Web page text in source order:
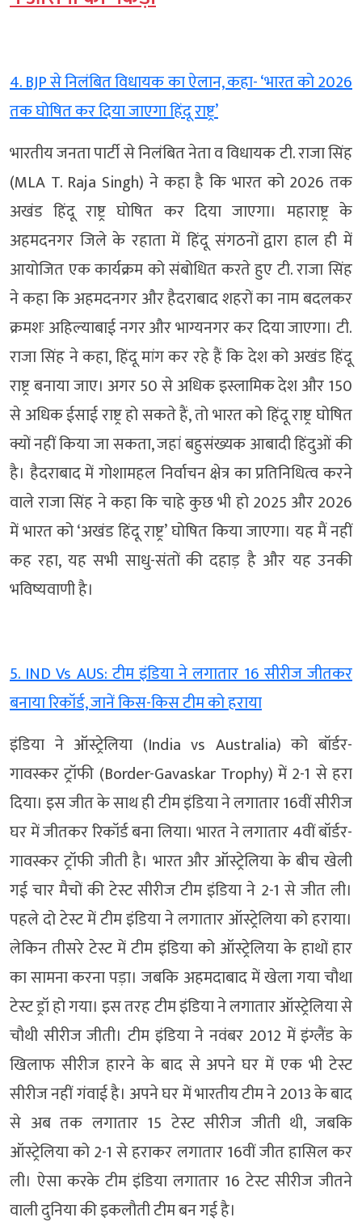
4. BJP से निलंबित विधायक का ऐलान, कहा- ‘भारत को 2026
तक घोषित कर दिया जाएगा हिंदू राष्ट्र’
भारतीय जनता पार्टी से निलंबित नेता व विधायक टी. राजा सिंह
(MLA T. Raja Singh) ने कहा है कि भारत को 2026 तक
अखंड हिंदू राष्ट्र घोषित कर दिया जाएगा। महाराष्ट्र के
अहमदनगर जिले के रहाता में हिंदू संगठनों द्वारा हाल ही में
आयोजित एक कार्यक्रम को संबोधित करते हुए टी. राजा सिंह
ने कहा कि अहमदनगर और हैदराबाद शहरों का नाम बदलकर
क्रमशः अहिल्याबाई नगर और भाग्यनगर कर दिया जाएगा। टी.
राजा सिंह ने कहा, हिंदू मांग कर रहे हैं कि देश को अखंड हिंदू
राष्ट्र बनाया जाए। अगर 50 से अधिक इस्लामिक देश और 150
से अधिक ईसाई राष्ट्र हो सकते हैं, तो भारत को हिंदू राष्ट्र घोषित
क्यों नहीं किया जा सकता, जहां बहुसंख्यक आबादी हिंदुओं की
है। हैदराबाद में गोशामहल निर्वाचन क्षेत्र का प्रतिनिधित्व करने
वाले राजा सिंह ने कहा कि चाहे कुछ भी हो 2025 और 2026
में भारत को ‘अखंड हिंदू राष्ट्र’ घोषित किया जाएगा। यह मैं नहीं
कह रहा, यह सभी साधु-संतों की दहाड़ है और यह उनकी
भविष्यवाणी है।
5. IND Vs AUS: टीम इंडिया ने लगातार 16 सीरीज जीतकर
बनाया रिकॉर्ड, जानें किस-किस टीम को हराया
इंडिया ने ऑस्ट्रेलिया (India vs Australia) को बॉर्डर-
गावस्कर ट्रॉफी (Border-Gavaskar Trophy) में 2-1 से हरा
दिया। इस जीत के साथ ही टीम इंडिया ने लगातार 16वीं सीरीज
घर में जीतकर रिकॉर्ड बना लिया। भारत ने लगातार 4वीं बॉर्डर-
गावस्कर ट्रॉफी जीती है। भारत और ऑस्ट्रेलिया के बीच खेली
गई चार मैचों की टेस्ट सीरीज टीम इंडिया ने 2-1 से जीत ली।
पहले दो टेस्ट में टीम इंडिया ने लगातार ऑस्ट्रेलिया को हराया।
लेकिन तीसरे टेस्ट में टीम इंडिया को ऑस्ट्रेलिया के हाथों हार
का सामना करना पड़ा। जबकि अहमदाबाद में खेला गया चौथा
टेस्ट ड्रॉ हो गया। इस तरह टीम इंडिया ने लगातार ऑस्ट्रेलिया से
चौथी सीरीज जीती। टीम इंडिया ने नवंबर 2012 में इंग्लैंड के
खिलाफ सीरीज हारने के बाद से अपने घर में एक भी टेस्ट
सीरीज नहीं गंवाई है। अपने घर में भारतीय टीम ने 2013 के बाद
से अब तक लगातार 15 टेस्ट सीरीज जीती थी, जबकि
ऑस्ट्रेलिया को 2-1 से हराकर लगातार 16वीं जीत हासिल कर
ली। ऐसा करके टीम इंडिया लगातार 16 टेस्ट सीरीज जीतने
वाली दुनिया की इकलौती टीम बन गई है।